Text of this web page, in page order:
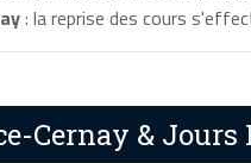
: la reprise des cours
Cernay & Jours